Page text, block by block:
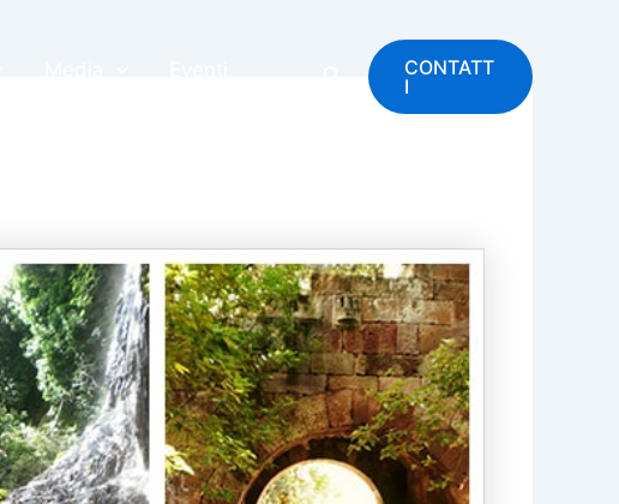
Cerca
CONTATT
I